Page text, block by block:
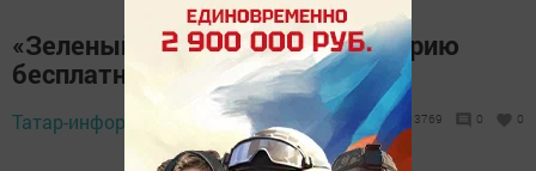
«Зеленый фитнес» запускает серию
бесплатных онлайн-тренировок
Татар-информ, 31 марта 2020 - 15:52 3769 0 0